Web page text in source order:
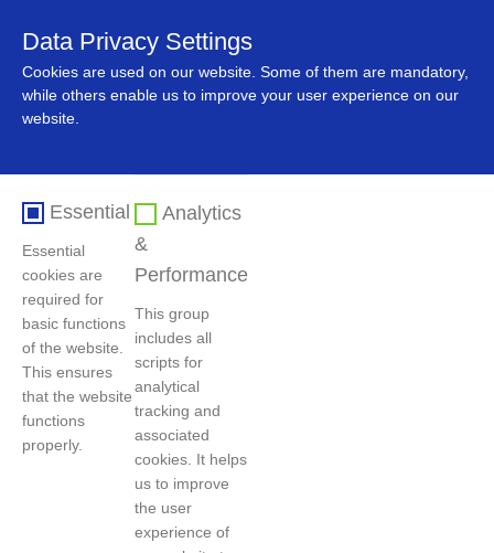
Data Privacy Settings
Cookies are used on our website. Some of them are mandatory,
while others enable us to improve your user experience on our
website.
Essential
Essential
cookies are
required for
basic functions
of the website.
This ensures
that the website
functions
properly.
Analytics
&
Performance
This group
includes all
scripts for
analytical
tracking and
associated
cookies. It helps
us to improve
the user
experience of
About Us>OrganizationalStructure